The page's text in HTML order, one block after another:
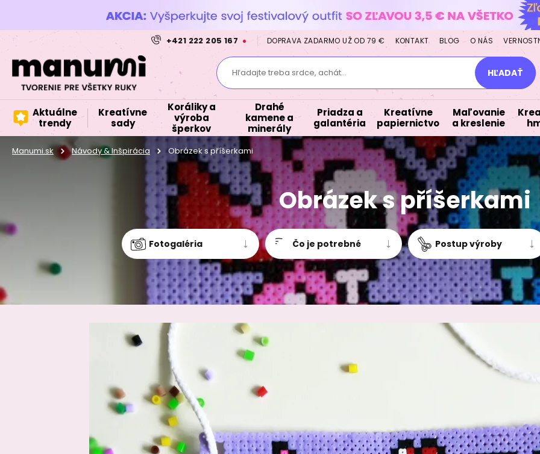
+421 222 205 167 DOPRAVA ZADARMO UŽ OD 79 € KONTAKT BLOG O NÁS
Hľadajte treba srdce, achát... HĽADAŤ
Aktuálne
trendy
Kreatívne
sady
Koráliky a
výroba
šperkov
Drahé
kamene a
minerály
Priadza a
galantéria
Kreatívne
papiernictvo
Maľovanie
a kreslenie
Manumi.sk Návody & Inšpirácia Obrázek s příšerkami
Obrázek s příšerkami
Fotogaléria Čo je potrebné Postup výroby